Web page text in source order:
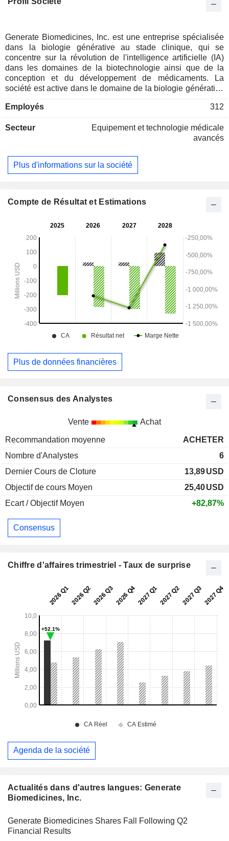
Actualités dans d'autres langues: Generate
Biomedicines, Inc.
Generate Biomedicines Shares Fall Following Q2
Financial Results
Generate Biomedicines, Inc. est une entreprise spécialisée
dans la biologie générative au stade clinique, qui se
concentre sur la révolution de l'intelligence artificielle (IA)
dans les domaines de la biotechnologie ainsi que de la
conception et du développement de médicaments. La
société est active dans le domaine de la biologie générative
le développement de médicaments grâce à la
plateforme Generate intègre des modèles génératifs et
prédictifs qui apprennent les principes de conception à partir
graphiques, entre autres architectures. Son principal produit
candidat, le GB-0895, est un anticorps monoclonal anti-
candidats figurent le GB-4362, un anticorps monoclonal
l’auristatine E monométhylée (MMAE) libre en tant que
médicaments (ADC) contenant une charge de MMAE, ainsi
que le GB-5267, un candidat à la thérapie cellulaire CAR-T
blindée ciblant le MUC16.
Employés 312
Secteur
Equipement et technologie médicale
avancés
Plus d'informations sur la société
Compte de Résultat et Estimations
Plus de données financières
Consensus des Analystes
Vente Achat
Recommandation moyenne
ACHETER
Nombre d'Analystes
6
Dernier Cours de Cloture
13,89USD
Objectif de cours Moyen
25,40USD
Ecart / Objectif Moyen
+82,87%
Consensus
Chiffre d'affaires trimestriel - Taux de surprise
Agenda de la société